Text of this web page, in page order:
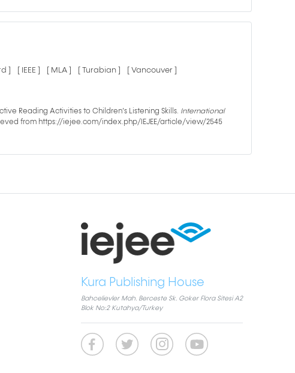
] [ IEEE ] [ MLA ] [ Turabian ]
[ Vancouver ]
Reading Activities to Children’s Listening Skills. International
from https://iejee.com/index.php/IEJEE/article/view/2545
Kura Publishing House
Bahcelievler Mah. Berceste Sk. Goker Flora Sitesi A2
Blok No:2 Kutahya/Turkey